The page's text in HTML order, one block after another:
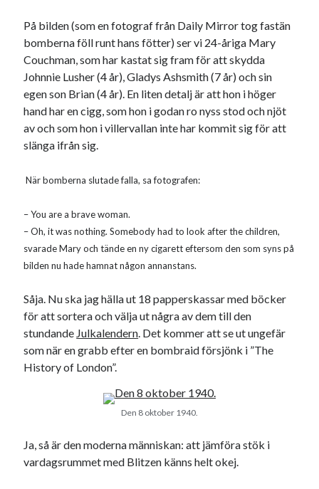
En amerikansk språkpolis
Fula biblioteksböcker
Egna länkar
Bokstävlar & AI – mitt levebröd. Gå en kurs!
Den stora bloggläsarvärvsveckan
Köttfärslimpan på allas läppar
Lotten som Sommarpratare (i fantasin alltså: grupp på FB)
Vad ska du laga för mat idag? (Recept!)
Logga in
Flöde för kommentarer
WordPress.org
Pejpalla!
På bilden (som en fotograf från Daily Mirror tog fastän
bomberna föll runt hans fötter) ser vi 24-åriga Mary
Couchman, som har kastat sig fram för att skydda
Johnnie Lusher (4 år), Gladys Ashsmith (7 år) och sin
egen son Brian (4 år). En liten detalj är att hon i höger
hand har en cigg, som hon i godan ro nyss stod och njöt
av och som hon i villervallan inte har kommit sig för att
slänga ifrån sig.
När bomberna slutade falla, sa fotografen:
– You are a brave woman.
– Oh, it was nothing. Somebody had to look after the children,
svarade Mary och tände en ny cigarett eftersom den som syns på
bilden nu hade hamnat någon annanstans.
Såja. Nu ska jag hälla ut 18 papperskassar med böcker
för att sortera och välja ut några av dem till den
stundande Julkalendern. Det kommer att se ut ungefär
som när en grabb efter en bombraid försjönk i ”The
History of London”.
Den 8 oktober 1940.
Ja, så är den moderna människan: att jämföra stök i
vardagsrummet med Blitzen känns helt okej.